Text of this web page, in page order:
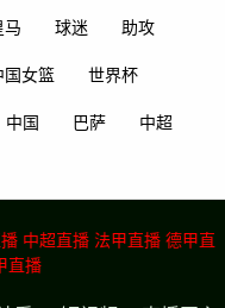
马 球迷 助攻
国女篮 世界杯
中国 巴萨 中超
中超直播 法甲直播 德甲直
直播